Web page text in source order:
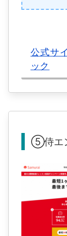
公式サ
ック
⑤侍エ